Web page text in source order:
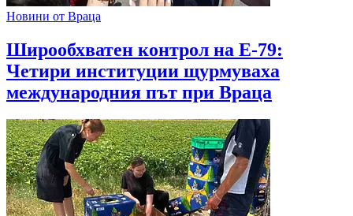
Новини от Враца
Широобхватен контрол на Е-79:
Четири институции щурмуваха
международния път при Враца